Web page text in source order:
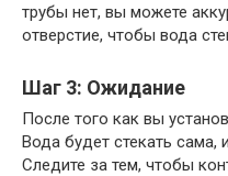
трубы нет, вы можете
отверстие, чтобы вода
Шаг 3: Ожидание
После того как вы
Вода будет стекать сама,
Следите за тем, чтобы